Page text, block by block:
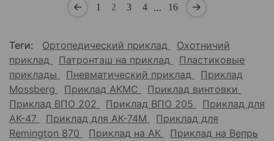
1 2 3 4 … 16
Теги: Ортопедический приклад
Охотничий
приклад
Патронташ на приклад
Пластиковые
приклады
Пневматический приклад
Приклад
Mossberg
Приклад АКМС
Приклад винтовки
Приклад ВПО 202
Приклад ВПО 205
Приклад для
АК-47
Приклад для АК-74М
Приклад для
Remington 870
Приклад на АК
Приклад на Вепрь